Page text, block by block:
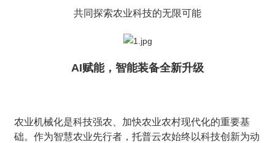
共同探索农业科技的无限可能
AI赋能，智能装备全新升级
农业机械化是科技强农、加快农业农村现代化的重要基
础。作为智慧农业先行者，托普云农始终以科技创新为动